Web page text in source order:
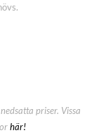
priser. Vissa
här!